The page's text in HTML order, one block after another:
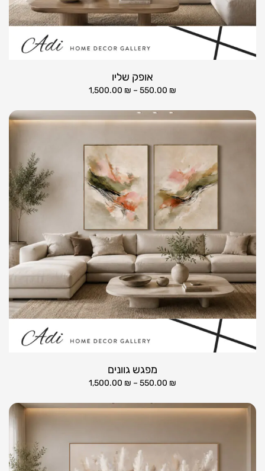
אופק שליו
550.00 ₪
–
1,500.00 ₪
מפגש גוונים
550.00 ₪
–
1,500.00 ₪